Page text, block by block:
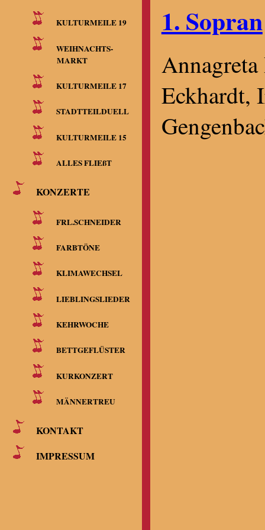
KULTURMEILE 19
WEIHNACHTS-
MARKT
KULTURMEILE 17
STADTTEILDUELL
KULTURMEILE 15
ALLES FLIEßT
KONZERTE
FRL.SCHNEIDER
FARBTÖNE
KLIMAWECHSEL
LIEBLINGSLIEDER
KEHRWOCHE
BETTGEFLÜSTER
KURKONZERT
MÄNNERTREU
KONTAKT
IMPRESSUM
1. Sopran
Eckhardt,